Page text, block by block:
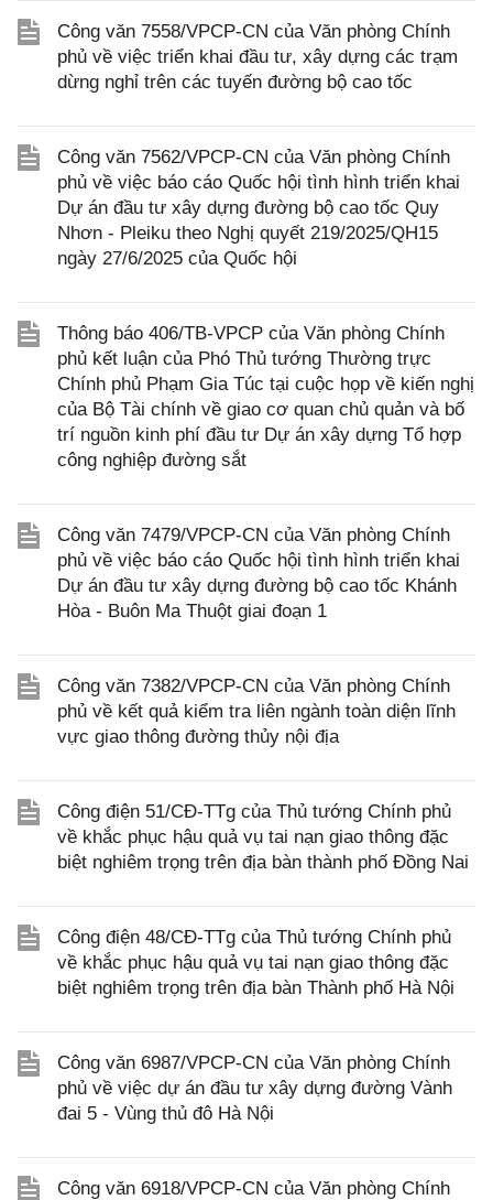
Công văn 7558/VPCP-CN của Văn phòng Chính
phủ về việc triển khai đầu tư, xây dựng các trạm
dừng nghỉ trên các tuyến đường bộ cao tốc
Công văn 7562/VPCP-CN của Văn phòng Chính
phủ về việc báo cáo Quốc hội tình hình triển khai
Dự án đầu tư xây dựng đường bộ cao tốc Quy
Nhơn - Pleiku theo Nghị quyết 219/2025/QH15
ngày 27/6/2025 của Quốc hội
Thông báo 406/TB-VPCP của Văn phòng Chính
phủ kết luận của Phó Thủ tướng Thường trực
Chính phủ Phạm Gia Túc tại cuộc họp về kiến nghị
của Bộ Tài chính về giao cơ quan chủ quản và bố
trí nguồn kinh phí đầu tư Dự án xây dựng Tổ hợp
công nghiệp đường sắt
Công văn 7479/VPCP-CN của Văn phòng Chính
phủ về việc báo cáo Quốc hội tình hình triển khai
Dự án đầu tư xây dựng đường bộ cao tốc Khánh
Hòa - Buôn Ma Thuột giai đoạn 1
Công văn 7382/VPCP-CN của Văn phòng Chính
phủ về kết quả kiểm tra liên ngành toàn diện lĩnh
vực giao thông đường thủy nội địa
Công điện 51/CĐ-TTg của Thủ tướng Chính phủ
về khắc phục hậu quả vụ tai nạn giao thông đặc
biệt nghiêm trọng trên địa bàn thành phố Đồng Nai
Công điện 48/CĐ-TTg của Thủ tướng Chính phủ
về khắc phục hậu quả vụ tai nạn giao thông đặc
biệt nghiêm trọng trên địa bàn Thành phố Hà Nội
Công văn 6987/VPCP-CN của Văn phòng Chính
phủ về việc dự án đầu tư xây dựng đường Vành
đai 5 - Vùng thủ đô Hà Nội
Công văn 6918/VPCP-CN của Văn phòng Chính